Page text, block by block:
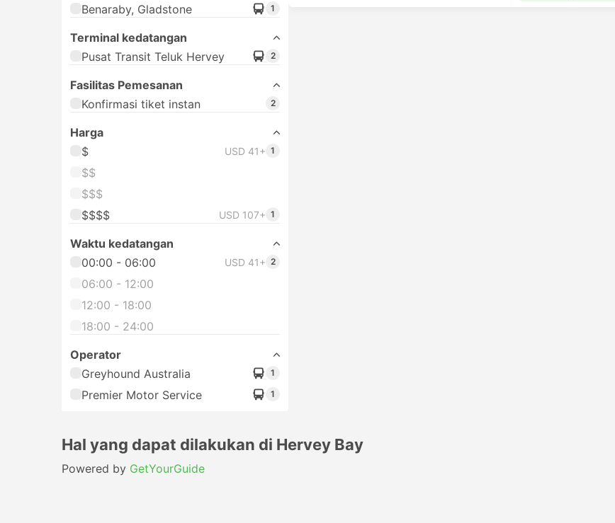
Benaraby, Gladstone 1
Terminal kedatangan
Pusat Transit Teluk Hervey
2
Fasilitas Pemesanan
Konfirmasi tiket instan
2
Harga
$
USD 41+ 1
$$
$$$
$$$$
USD 107+ 1
Waktu kedatangan
00:00 - 06:00
USD 41+ 2
06:00 - 12:00
12:00 - 18:00
18:00 - 24:00
Operator
Greyhound Australia
1
Premier Motor Service 1
Hal yang dapat dilakukan di Hervey Bay
Powered by GetYourGuide